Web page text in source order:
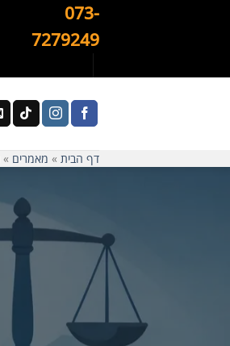
073-
7279249
דף הבית » מאמרים »